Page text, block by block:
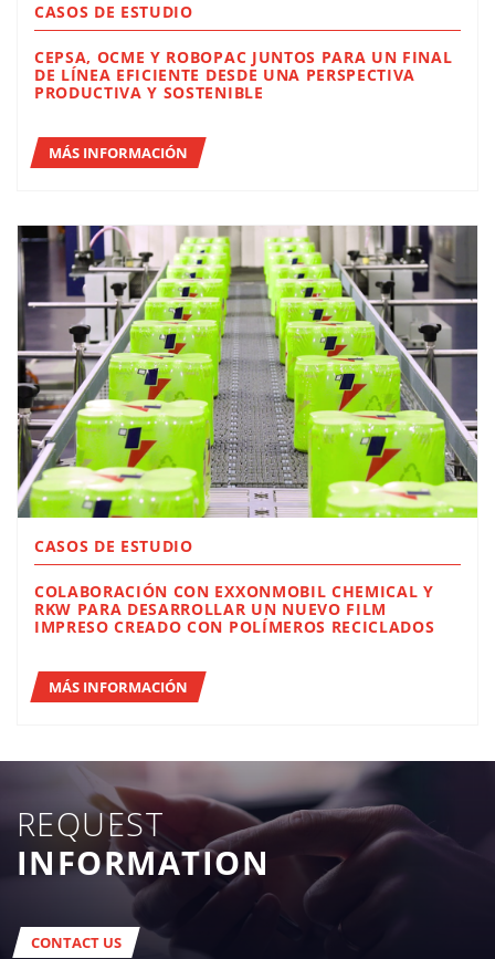
CASOS DE ESTUDIO
CEPSA, OCME Y ROBOPAC JUNTOS PARA UN FINAL
DE LÍNEA EFICIENTE DESDE UNA PERSPECTIVA
PRODUCTIVA Y SOSTENIBLE
MÁS INFORMACIÓN
CASOS DE ESTUDIO
COLABORACIÓN CON EXXONMOBIL CHEMICAL Y
RKW PARA DESARROLLAR UN NUEVO FILM
IMPRESO CREADO CON POLÍMEROS RECICLADOS
MÁS INFORMACIÓN
REQUEST
INFORMATION
CONTACT US